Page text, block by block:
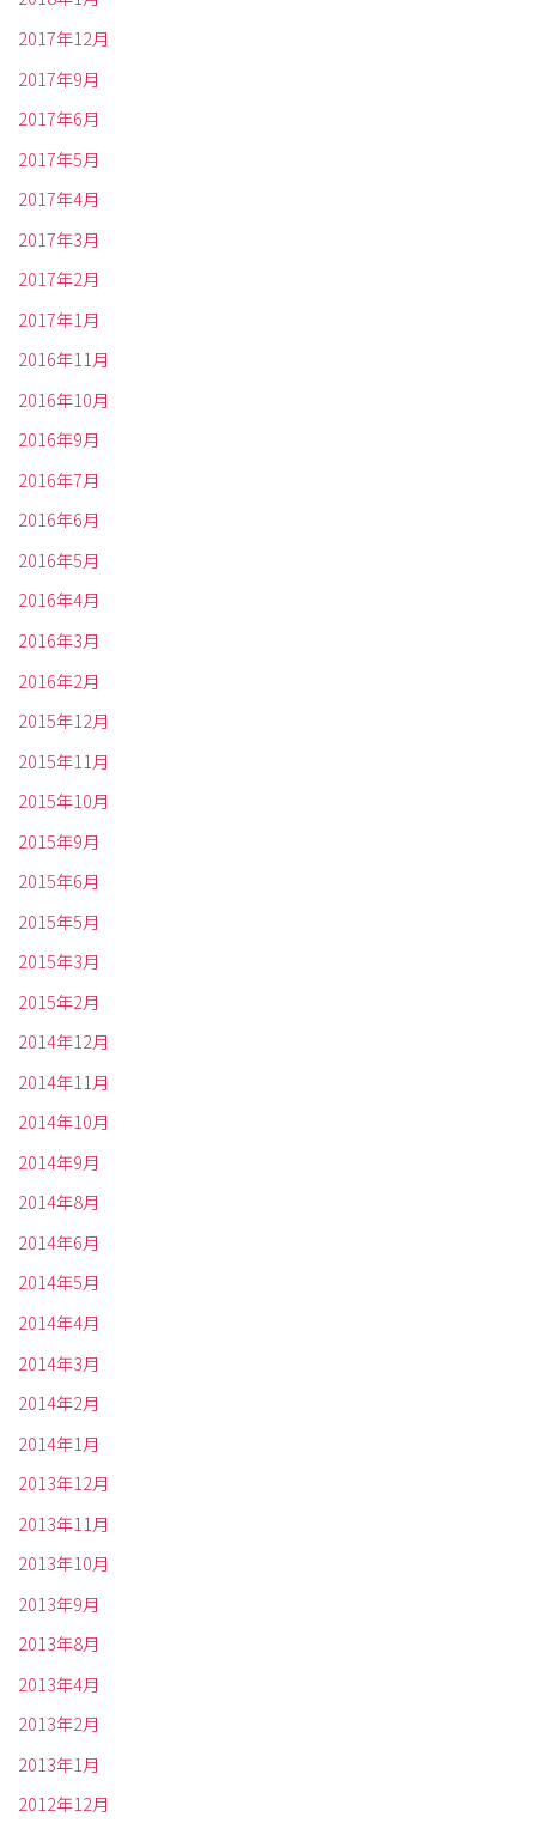
2017年12月
2017年9月
2017年6月
2017年5月
2017年4月
2017年3月
2017年2月
2017年1月
2016年11月
2016年10月
2016年9月
2016年7月
2016年6月
2016年5月
2016年4月
2016年3月
2016年2月
2015年12月
2015年11月
2015年10月
2015年9月
2015年6月
2015年5月
2015年3月
2015年2月
2014年12月
2014年11月
2014年10月
2014年9月
2014年8月
2014年6月
2014年5月
2014年4月
2014年3月
2014年2月
2014年1月
2013年12月
2013年11月
2013年10月
2013年9月
2013年8月
2013年4月
2013年2月
2013年1月
2012年12月